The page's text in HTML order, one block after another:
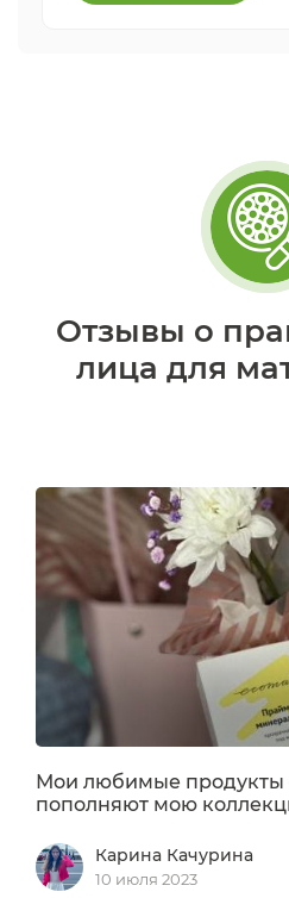
Отзывы о
лица для
Мои любимые продукты
пополняют мою
Карина Качурина
10 июля 2023